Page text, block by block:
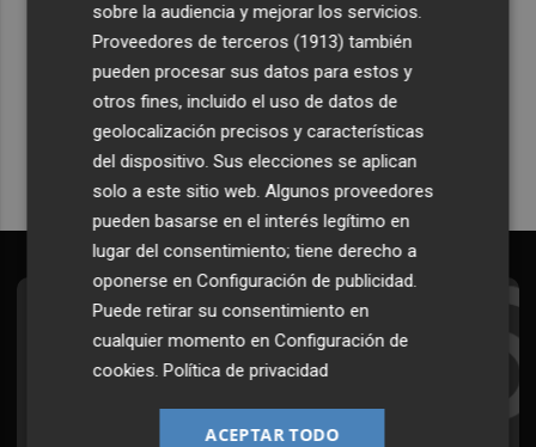
Recibe toda la actualidad de
Plaza Podcast en tu correo
Quiero suscribirme
Suscríbete al Boletín
Todos los días a primera hora en tu email
sobre la audiencia y mejorar los servicios.
Proveedores de terceros (1913) también
pueden procesar sus datos para estos y
otros fines, incluido el uso de datos de
geolocalización precisos y características
del dispositivo. Sus elecciones se aplican
solo a este sitio web. Algunos proveedores
pueden basarse en el interés legítimo en
lugar del consentimiento; tiene derecho a
oponerse enConfiguración de publicidad.
Puede retirar su consentimiento en
cualquier momento enConfiguración de
cookies.Política de privacidad
ACEPTAR TODO